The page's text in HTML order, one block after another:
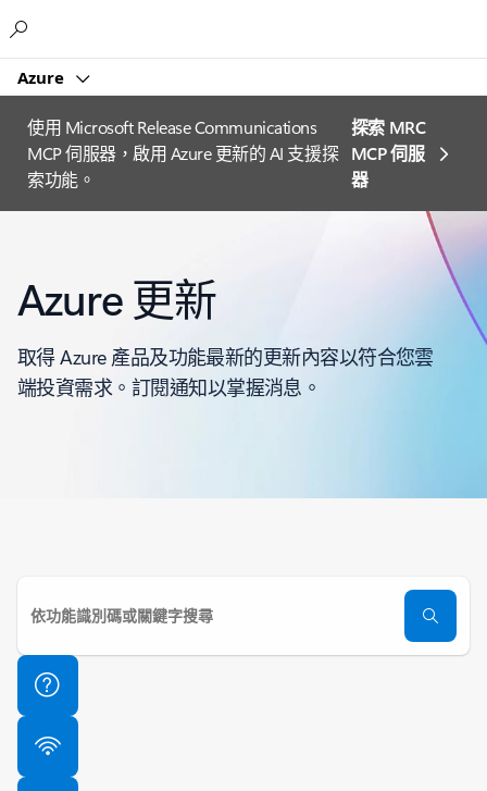
Azure
使用 Microsoft Release Communications
MCP 伺服器，啟用 Azure 更新的 AI 支援探
索功能。
探索 MRC
MCP 伺服
器
Azure 更新
取得 Azure 產品及功能最新的更新內容以符合您雲
端投資需求。訂閱通知以掌握消息。